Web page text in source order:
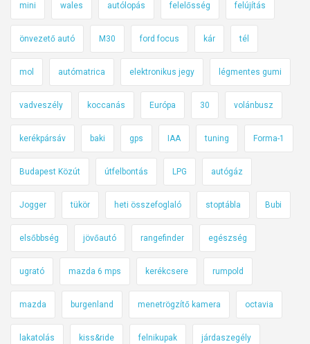
mini wales autólopás felelősség felújítás
önvezető autó M30 ford focus kár tél
mol autómatrica elektronikus jegy légmentes gumi
vadveszély koccanás Európa 30 volánbusz
kerékpársáv baki gps IAA tuning Forma-1
Budapest Közút útfelbontás LPG autógáz
Jogger tükör heti összefoglaló stoptábla Bubi
elsőbbség jövőautó rangefinder egészség
ugrató mazda 6 mps kerékcsere rumpold
mazda burgenland menetrögzítő kamera octavia
lakatolás kiss&ride felnikupak járdaszegély